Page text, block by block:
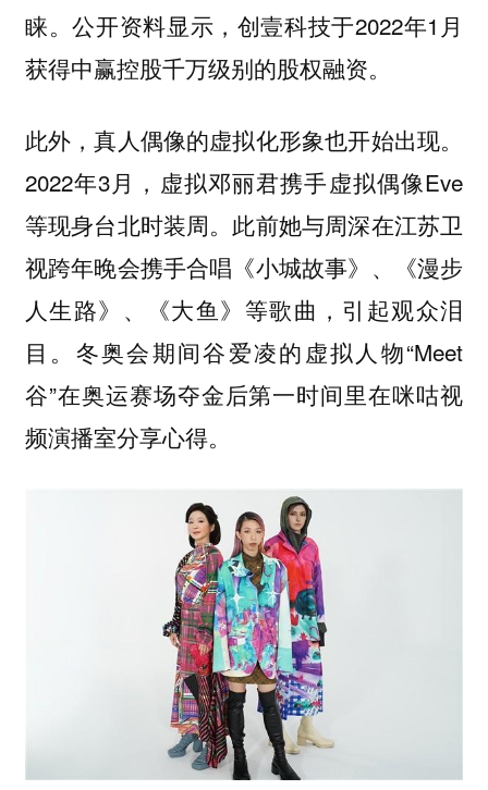
睐。公开资料显示，创壹科技于2022年1月
获得中赢控股千万级别的股权融资。
此外，真人偶像的虚拟化形象也开始出现。
2022年3月，虚拟邓丽君携手虚拟偶像Eve
等现身台北时装周。此前她与周深在江苏卫
视跨年晚会携手合唱《小城故事》、《漫步
人生路》、《大鱼》等歌曲，引起观众泪
目。冬奥会期间谷爱凌的虚拟人物“Meet
谷”在奥运赛场夺金后第一时间里在咪咕视
频演播室分享心得。